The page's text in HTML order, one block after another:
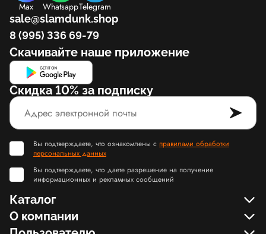
Max WhatsappTelegram
sale@slamdunk.shop
8 (995) 336 69-79
Скачивайте наше приложение
Скидка 10% за подписку
Вы подтверждаете, что ознакомлены с правилами обработки
персональных данных
Вы подтверждаете, что даете разрешение на получение
информационных и рекламных сообщений
Каталог
О компании